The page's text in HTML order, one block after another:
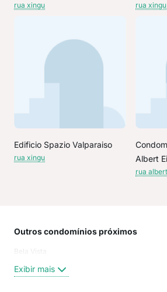
rua xingu rua xingu
Edificio Spazio Valparaiso
rua xingu
Albert
rua
Outros condomínios próximos
Bela Vista
Exibir mais